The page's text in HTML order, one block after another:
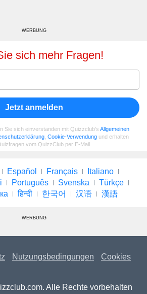
WERBUNG
sich mehr Fragen!
Jetzt anmelden
Sie sich einverstanden mit Quizzclub's Allgemeinen
Cookie-Verwendung und erhalten
vom QuizzClub per E-Mail.
Español Français
Italiano
Português Svenska
Türkçe
हिन्दी 한국어 汉语 漢語
WERBUNG
Nutzungsbedingungen
Cookies
Alle Rechte vorbehalten